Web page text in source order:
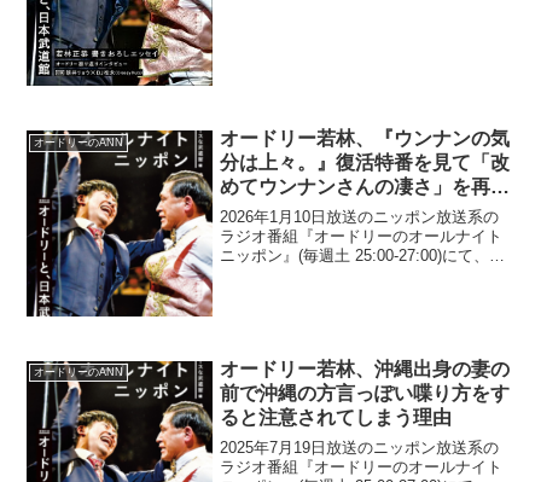
オードリーのANN
オードリー若林、『ウンナンの気
分は上々。』復活特番を見て「改
めてウンナンさんの凄さ」を再認
識したと告白
2026年1月10日放送のニッポン放送系の
ラジオ番組『オードリーのオールナイト
ニッポン』(毎週土 25:00-27:00)にて、お
オードリーのANN
オードリー若林、沖縄出身の妻の
前で沖縄の方言っぽい喋り方をす
ると注意されてしまう理由
2025年7月19日放送のニッポン放送系の
ラジオ番組『オードリーのオールナイト